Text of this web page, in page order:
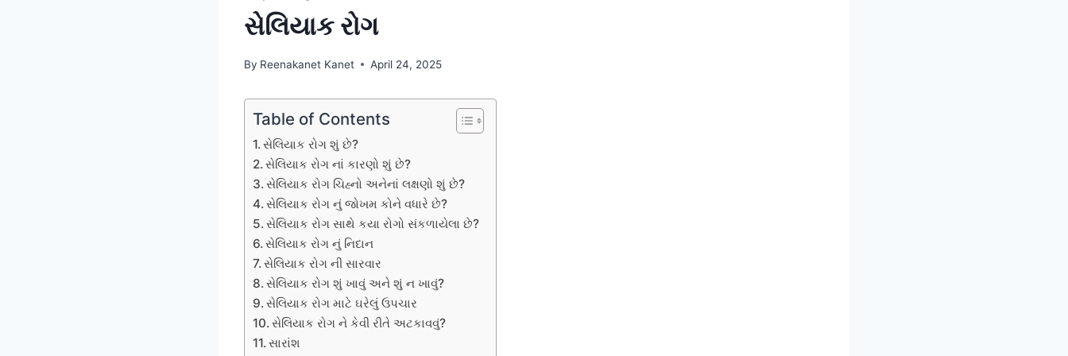
સેલિયાક રોગ
By Reenakanet Kanet April 24, 2025
Table of Contents
સેલિયાક રોગ શું છે?
સેલિયાક રોગ નાં કારણો શું છે?
સેલિયાક રોગ ચિહ્નો અનેનાં લક્ષણો શું છે?
સેલિયાક રોગ નું જોખમ કોને વધારે છે?
સેલિયાક રોગ સાથે કયા રોગો સંકળાયેલા છે?
સેલિયાક રોગ નું નિદાન
સેલિયાક રોગ ની સારવાર
સેલિયાક રોગ શું ખાવું અને શું ન ખાવું?
સેલિયાક રોગ માટે ઘરેલું ઉપચાર
સેલિયાક રોગ ને કેવી રીતે અટકાવવું?
સારાંશ